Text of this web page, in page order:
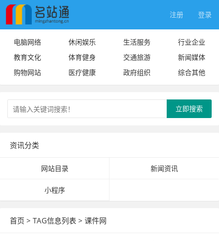
注册 登录
电脑网络 休闲娱乐 生活服务
行业企业
教育文化
体育健身 交通旅游
新闻媒体
购物网站
医疗健康 政府组织 综合其他
立即搜索
资讯分类
网站目录 新闻资讯
小程序
首页 > TAG信息列表 > 课件网